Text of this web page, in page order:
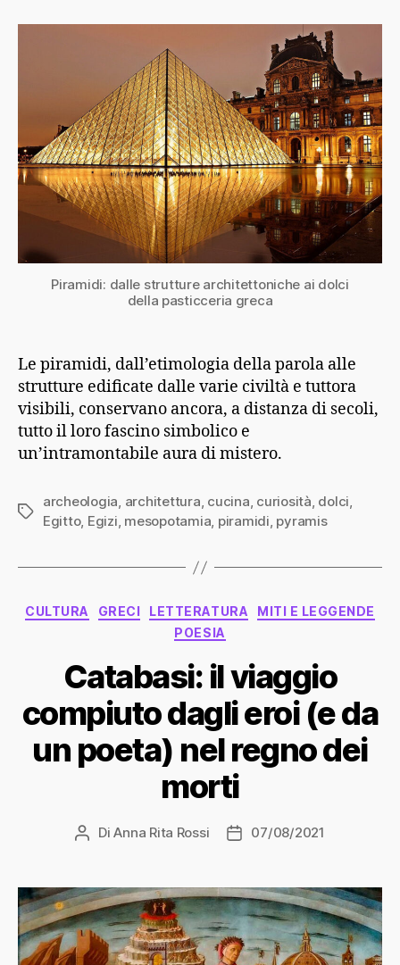
Piramidi: dalle strutture architettoniche ai dolci
della pasticceria greca
Le piramidi, dall’etimologia della parola alle
strutture edificate dalle varie civiltà e tuttora
visibili, conservano ancora, a distanza di secoli,
tutto il loro fascino simbolico e
un’intramontabile aura di mistero.
Tag
archeologia, architettura, cucina, curiosità, dolci,
Egitto, Egizi, mesopotamia, piramidi, pyramis
Categorie
CULTURA GRECI LETTERATURA
MITI E LEGGENDE
POESIA
Catabasi: il viaggio
compiuto dagli eroi (e da
un poeta) nel regno dei
morti
Autore
DiAnna Rita Rossi
Data07/08/2021